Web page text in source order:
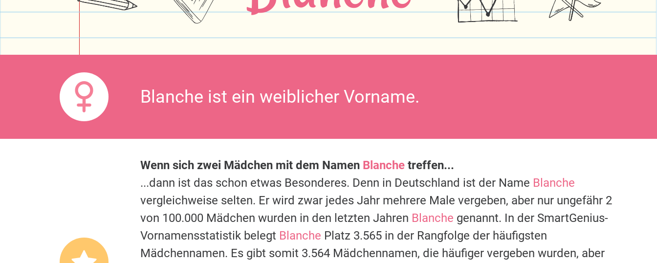
Blanche ist ein weiblicher Vorname.
Wenn sich zwei Mädchen mit dem Namen Blanche treffen...
...dann ist das schon etwas Besonderes. Denn in Deutschland ist der Name Blanche
vergleichweise selten. Er wird zwar jedes Jahr mehrere Male vergeben, aber nur ungefähr 2
von 100.000 Mädchen wurden in den letzten Jahren Blanche genannt. In der SmartGenius-
Vornamensstatistik belegt Blanche Platz 3.565 in der Rangfolge der häufigsten
Mädchennamen. Es gibt somit 3.564 Mädchennamen, die häufiger vergeben wurden, aber